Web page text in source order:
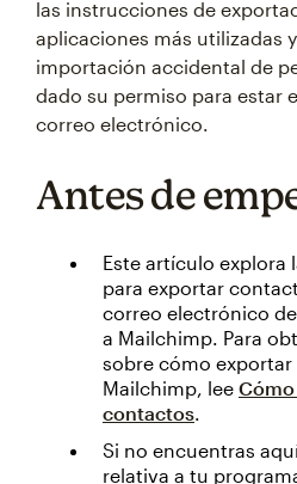
las instrucciones de
aplicaciones más utilizadas
importación accidental de
dado su permiso para estar
correo electrónico.
Antes de
Este artículo explora
para exportar
correo electrónico
a Mailchimp. Para
sobre cómo
Mailchimp, lee
contactos.
Si no encuentras
relativa a tu